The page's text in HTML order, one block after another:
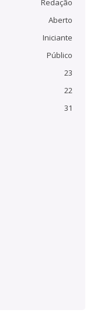
Redação
Aberto
Iniciante
Público
23
22
31